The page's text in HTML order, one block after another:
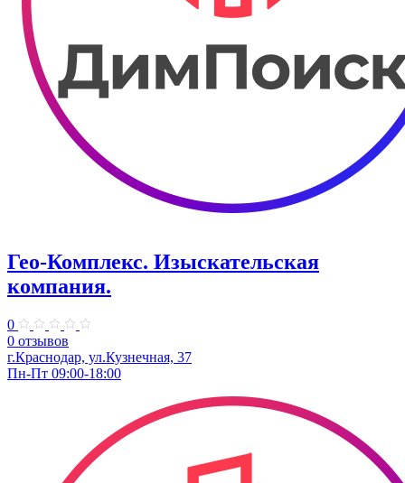
Гео-Комплекс. Изыскательская
компания.
0
0 отзывов
г.Краснодар, ул.Кузнечная, 37
Пн-Пт 09:00-18:00